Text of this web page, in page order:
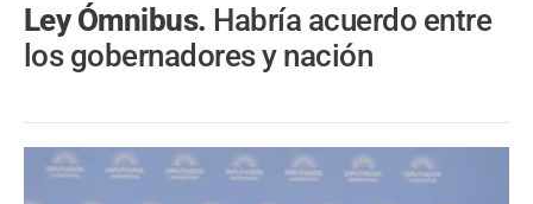
Ley Ómnibus. Habría acuerdo entre
los gobernadores y nación